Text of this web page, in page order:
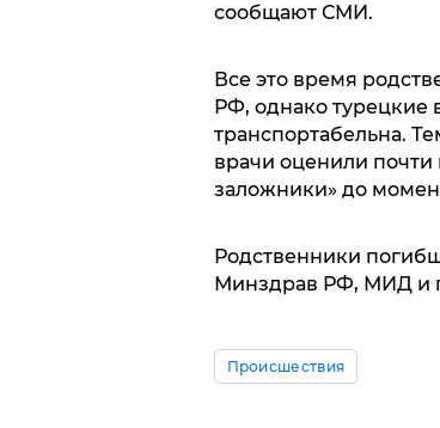
сообщают СМИ.
Все это время
РФ, однако турецкие
транспортабельна.
врачи оценили почти
заложники» до
Родственники
Минздрав РФ, МИД и
Происшествия